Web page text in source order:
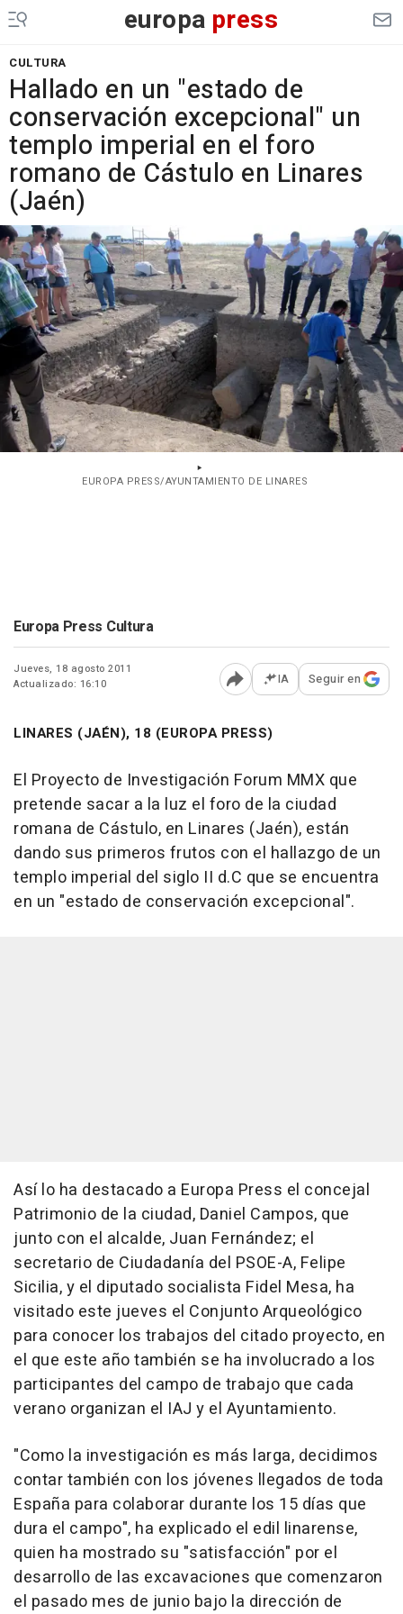
europa press
CULTURA
Hallado en un "estado de
conservación excepcional" un
templo imperial en el foro
romano de Cástulo en Linares
(Jaén)
EUROPA PRESS/AYUNTAMIENTO DE LINARES
Europa Press Cultura
Jueves, 18 agosto 2011
Actualizado: 16:10
Abrir opciones para
IA Seguir en
LINARES (JAÉN), 18 (EUROPA PRESS)
El Proyecto de Investigación Forum MMX que
pretende sacar a la luz el foro de la ciudad
romana de Cástulo, en Linares (Jaén), están
dando sus primeros frutos con el hallazgo de un
templo imperial del siglo II d.C que se encuentra
en un "estado de conservación excepcional".
Así lo ha destacado a Europa Press el concejal
Patrimonio de la ciudad, Daniel Campos, que
junto con el alcalde, Juan Fernández; el
secretario de Ciudadanía del PSOE-A, Felipe
Sicilia, y el diputado socialista Fidel Mesa, ha
visitado este jueves el Conjunto Arqueológico
para conocer los trabajos del citado proyecto, en
el que este año también se ha involucrado a los
participantes del campo de trabajo que cada
verano organizan el IAJ y el Ayuntamiento.
"Como la investigación es más larga, decidimos
contar también con los jóvenes llegados de toda
España para colaborar durante los 15 días que
dura el campo", ha explicado el edil linarense,
quien ha mostrado su "satisfacción" por el
desarrollo de las excavaciones que comenzaron
el pasado mes de junio bajo la dirección de